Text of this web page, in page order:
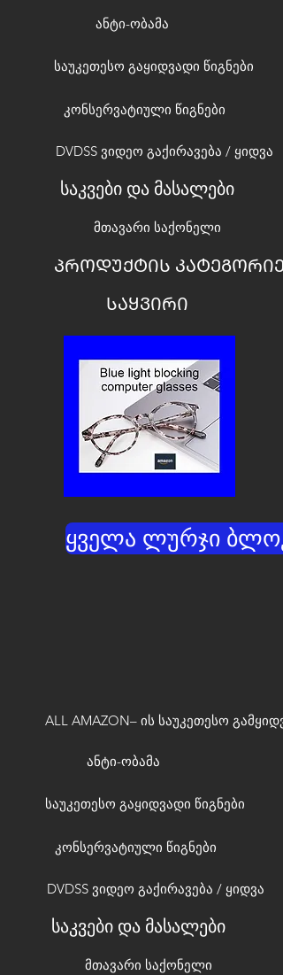
ანტი-ობამა
საუკეთესო გაყიდვადი წიგნები
კონსერვატიული წიგნები
DVDSS ვიდეო გაქირავება / ყიდვა
საკვები და მასალები
მთავარი საქონელი
ᲞᲠᲝᲓᲣᲥᲢᲘᲡ
ᲡᲐᲧᲕᲘᲠᲘ
ყველა ლურჯი
ALL AMAZON– ის საუკეთესო
ანტი-ობამა
საუკეთესო გაყიდვადი წიგნები
კონსერვატიული წიგნები
DVDSS ვიდეო გაქირავება / ყიდვა
საკვები და მასალები
მთავარი საქონელი